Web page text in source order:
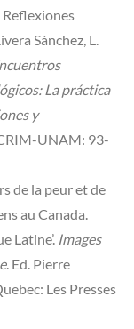
Reflexiones
Sánchez, L.
La práctica
y
UNAM: 93-
de la peur et de
au Canada.
Latine’. Images
. Ed. Pierre
Les Presses